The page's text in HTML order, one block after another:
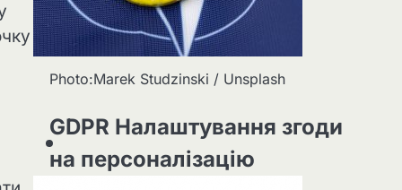
Photo:Marek Studzinski / Unsplash
GDPR Налаштування згоди
на персоналізацію